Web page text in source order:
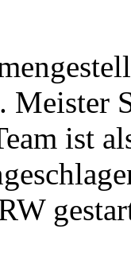
Meister
ist